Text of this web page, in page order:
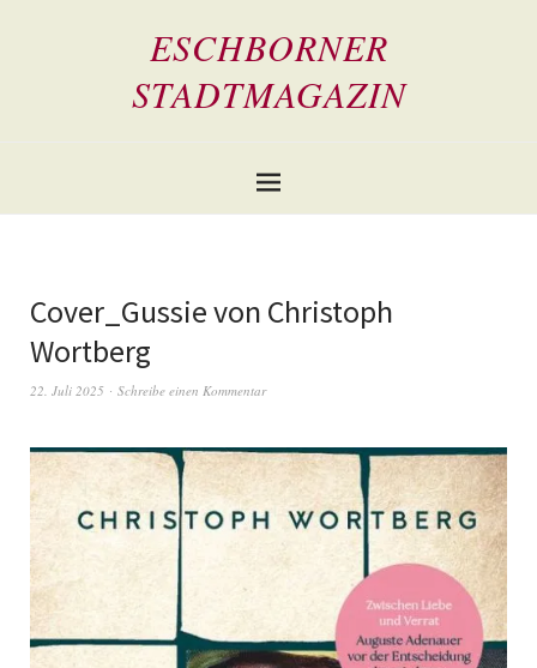
ESCHBORNER
STADTMAGAZIN
Cover_Gussie von Christoph
Wortberg
22. Juli 2025 Schreibe einen Kommentar